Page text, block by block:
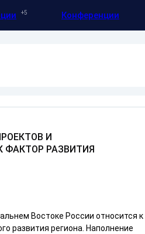
5 Конференции
И
ФАКТОР РАЗВИТИЯ
Востоке России относится к
развития региона. Наполнение